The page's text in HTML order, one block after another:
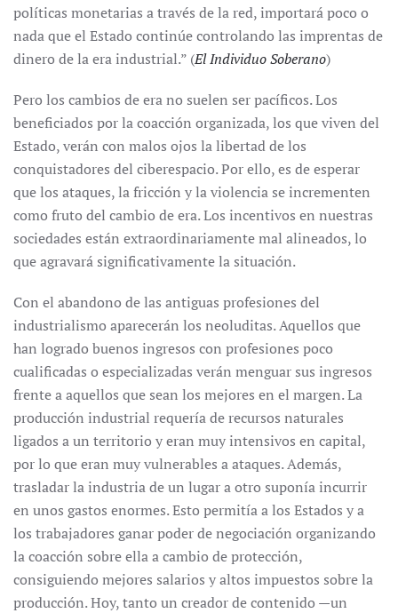
políticas monetarias a través de la red, importará poco o
nada que el Estado continúe controlando las imprentas de
dinero de la era industrial.” (El Individuo Soberano)
Pero los cambios de era no suelen ser pacíficos. Los
beneficiados por la coacción organizada, los que viven del
Estado, verán con malos ojos la libertad de los
conquistadores del ciberespacio. Por ello, es de esperar
que los ataques, la fricción y la violencia se incrementen
como fruto del cambio de era. Los incentivos en nuestras
sociedades están extraordinariamente mal alineados, lo
que agravará significativamente la situación.
Con el abandono de las antiguas profesiones del
industrialismo aparecerán los neoluditas. Aquellos que
han logrado buenos ingresos con profesiones poco
cualificadas o especializadas verán menguar sus ingresos
frente a aquellos que sean los mejores en el margen. La
producción industrial requería de recursos naturales
ligados a un territorio y eran muy intensivos en capital,
por lo que eran muy vulnerables a ataques. Además,
trasladar la industria de un lugar a otro suponía incurrir
en unos gastos enormes. Esto permitía a los Estados y a
los trabajadores ganar poder de negociación organizando
la coacción sobre ella a cambio de protección,
consiguiendo mejores salarios y altos impuestos sobre la
producción. Hoy, tanto un creador de contenido —un